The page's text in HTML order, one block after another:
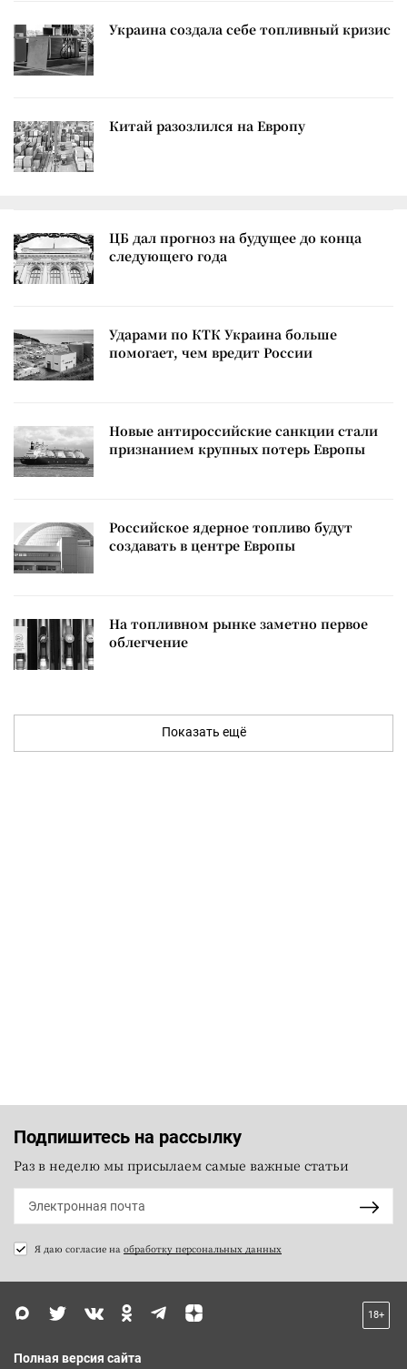
Украина создала себе топливный кризис
Китай разозлился на Европу
ЦБ дал прогноз на будущее до конца
следующего года
Ударами по КТК Украина больше
помогает, чем вредит России
Новые антироссийские санкции стали
признанием крупных потерь Европы
Российское ядерное топливо будут
создавать в центре Европы
На топливном рынке заметно первое
облегчение
Показать ещё
Подпишитесь на рассылку
Раз в неделю мы присылаем самые важные статьи
Я даю согласие на обработку персональных данных
18+
Полная версия сайта